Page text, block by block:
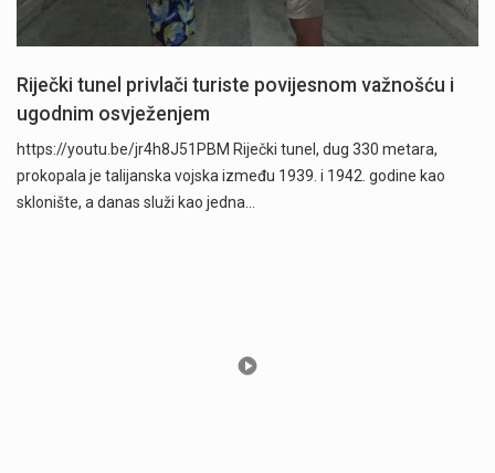
Riječki tunel privlači turiste povijesnom važnošću i
ugodnim osvježenjem
https://youtu.be/jr4h8J51PBM Riječki tunel, dug 330 metara,
prokopala je talijanska vojska između 1939. i 1942. godine kao
sklonište, a danas služi kao jedna…